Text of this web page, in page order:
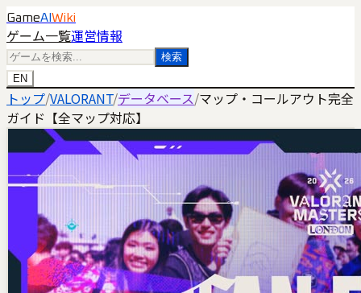
GameAI Wiki
ゲーム一覧運営情報
検索
EN
トップ/VALORANT/データベース/マップ・コールアウト完全
ガイド【全マップ対応】